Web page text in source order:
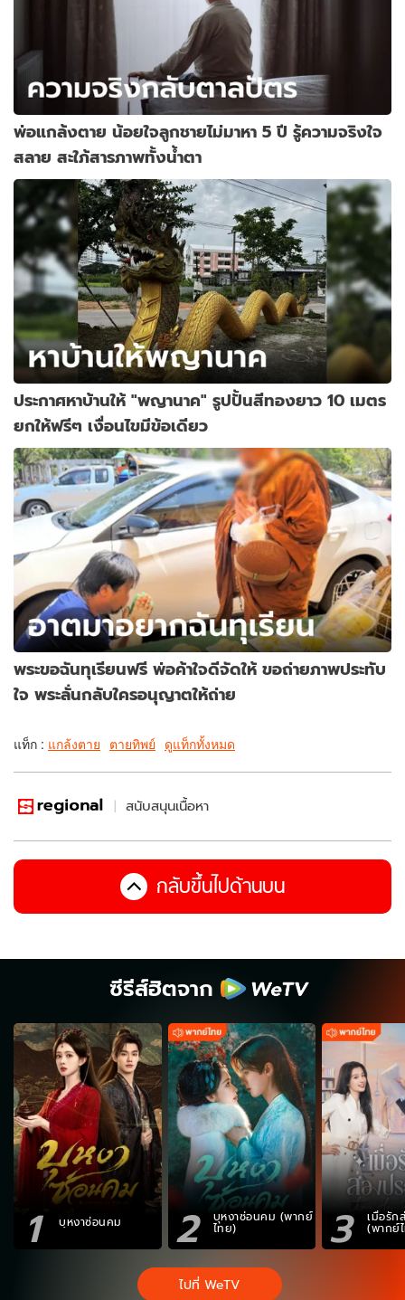
พ่อแกล้งตาย น้อยใจลูกชายไม่มาหา 5 ปี รู้ความจริงใจ
สลาย สะใภ้สารภาพทั้งน้ำตา
ประกาศหาบ้านให้ "พญานาค" รูปปั้นสีทองยาว 10 เมตร
ยกให้ฟรีๆ เงื่อนไขมีข้อเดียว
พระขอฉันทุเรียนฟรี พ่อค้าใจดีจัดให้ ขอถ่ายภาพประทับ
ใจ พระลั่นกลับใครอนุญาตให้ถ่าย
แท็ก : แกล้งตาย ตายทิพย์ ดูแท็กทั้งหมด
สนับสนุนเนื้อหา
กลับขึ้นไปด้านบน
ซีรีส์ฮิตจาก
1 บุหงาซ่อนคม 2 บุหงาซ่อนคม (พากย์
ไทย) 3 เมื่อรัก
(พากย์
ไปที่ WeTV